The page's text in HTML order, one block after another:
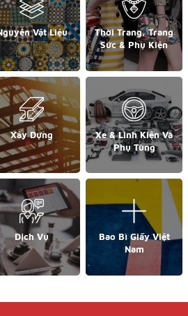
Vật Liệu
Thời Trang, Trang
Sức & Phụ Kiện
Xây Dựng
Xe & Linh Kiện Và
Phụ Tùng
Dịch Vụ
Bao Bì Giấy Việt
Nam